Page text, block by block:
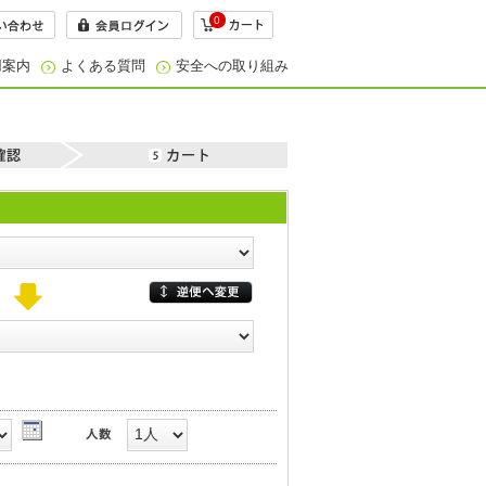
0
内 よくある質問 安全への取り組み